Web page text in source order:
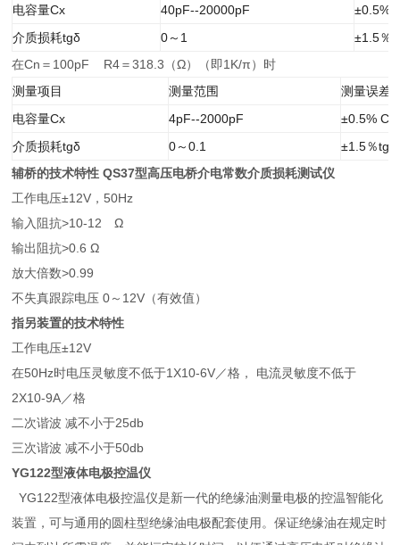
电容量Cx
40pF--20000pF
±0.5%
介质损耗tgδ
0～1
±1.5％
在Cn＝100pF R4＝318.3（Ω）（即1K/π）时
测量项目
测量范围
测量误差
电容量Cx
4pF--2000pF
±0.5%
介质损耗tgδ
0～0.1
±1.5％
辅桥的技术特性QS37型高压电桥介电常数介质损耗测试仪
工作电压±12V，50Hz
输入阻抗>10-12 Ω
输出阻抗>0.6 Ω
放大倍数>0.99
不失真跟踪电压 0～12V（有效值）
指另装置的技术特性
工作电压±12V
在50Hz时电压灵敏度不低于1X10-6V／格， 电流灵敏度不低于
2X10-9A／格
二次谐波 减不小于25db
三次谐波 减不小于50db
YG122型液体电极控温仪
YG122型液体电极控温仪是新一代的绝缘油测量电极的控温智能化
装置，可与通用的圆柱型绝缘油电极配套使用。保证绝缘油在规定时